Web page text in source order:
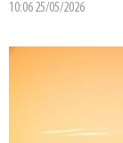
10:06 25/05/2026